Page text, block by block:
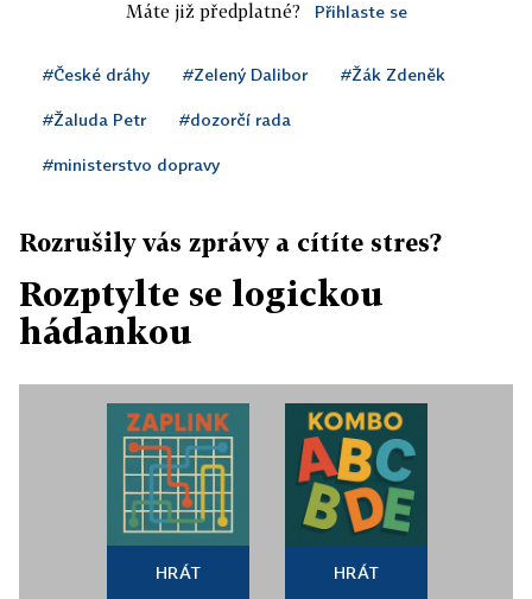
Máte již předplatné? Přihlaste se
#České dráhy #Zelený Dalibor #Žák Zdeněk
#Žaluda Petr #dozorčí rada
#ministerstvo dopravy
Rozrušily vás zprávy a cítíte stres?
Rozptylte se logickou
hádankou
HRÁT HRÁT